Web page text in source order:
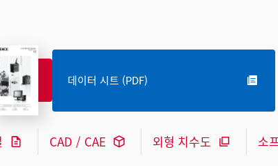
데이터 시트 (PDF)
CAD / CAE 외형 치수도 소